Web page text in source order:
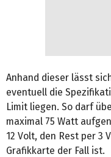
Anhand dieser lässt
eventuell die
Limit liegen. So darf
maximal 75 Watt
12 Volt, den Rest per 3
Grafikkarte der Fall ist.